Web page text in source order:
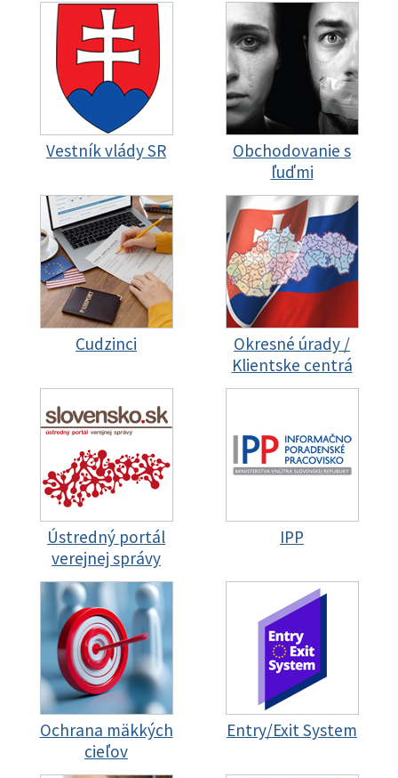
Vestník vlády SR
Obchodovanie s
ľuďmi
Cudzinci
Okresné úrady /
Klientske centrá
Ústredný portál
verejnej správy
IPP
Ochrana mäkkých
cieľov
Entry/Exit System